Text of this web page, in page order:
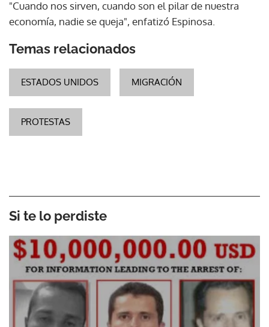
"Cuando nos sirven, cuando son el pilar de nuestra
economía, nadie se queja", enfatizó Espinosa.
Temas relacionados
ESTADOS UNIDOS MIGRACIÓN
PROTESTAS
Si te lo perdiste